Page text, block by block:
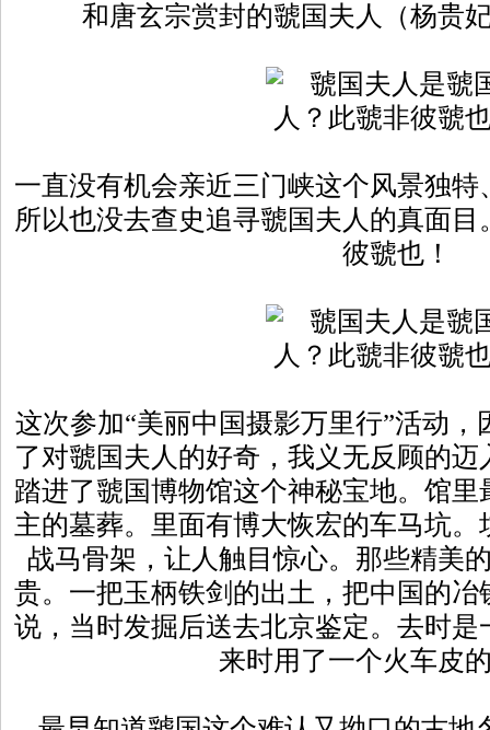
和唐玄宗赏封的虢国夫人（杨贵
一直没有机会亲近三门峡这个风景独
所以也没去查史追寻虢国夫人的真面
彼虢也！
这次参加“美丽中国摄影万里行”活动
了对虢国夫人的好奇，我义无反顾的
踏进了虢国博物馆这个神秘宝地。馆
主的墓葬。里面有博大恢宏的车马坑
战马骨架，让人触目惊心。那些精美
贵。一把玉柄铁剑的出土，把中国的
说，当时发掘后送去北京鉴定。去时
来时用了一个火车皮